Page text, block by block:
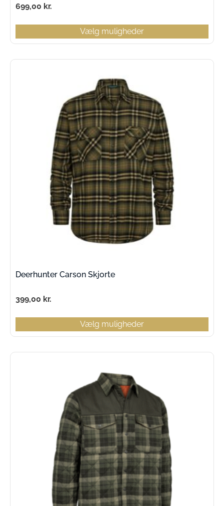
699,00 kr.
Vælg muligheder
Deerhunter Carson Skjorte
399,00 kr.
Vælg muligheder